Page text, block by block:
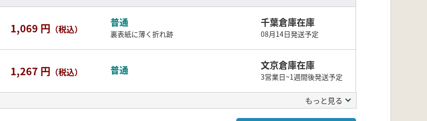
1,069 円 （税込）
普通
裏表紙に薄く折れ跡
千葉倉庫在庫
08月14日発送予定
1,267 円 （税込） 普通 文京倉庫在庫
3営業日~1週間後発送予定
もっと見る